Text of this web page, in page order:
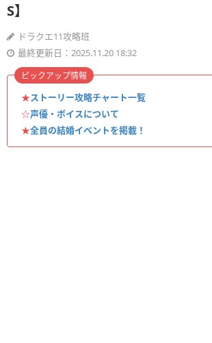
S】
ドラクエ11攻略班
最終更新日：2025.11.20 18:32
★ストーリー攻略チャート一覧
☆声優・ボイスについて
★全員の結婚イベントを掲載！
ピックアップ情報